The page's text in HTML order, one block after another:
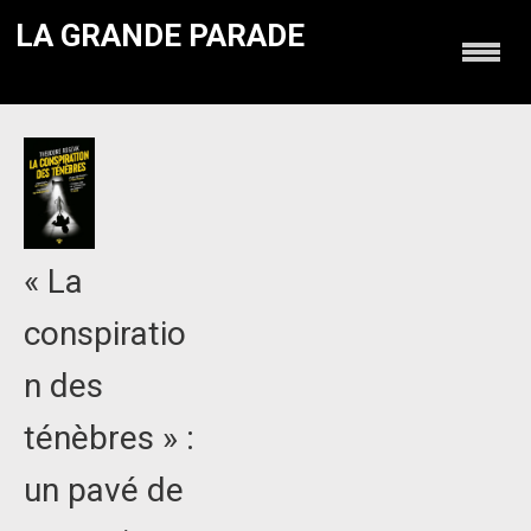
LA GRANDE PARADE
« La
conspiratio
n des
ténèbres » :
un pavé de